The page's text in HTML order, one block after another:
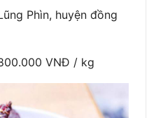
Phìn, huyện đồng
VNĐ / kg